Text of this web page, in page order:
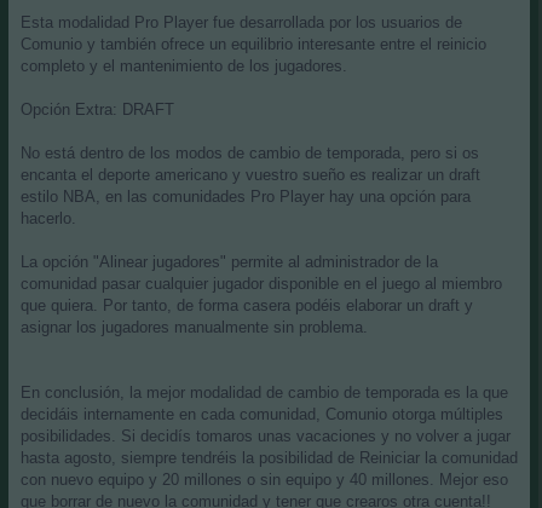
Esta modalidad Pro Player fue desarrollada por los usuarios de
Comunio y también ofrece un equilibrio interesante entre el reinicio
completo y el mantenimiento de los jugadores.
Opción Extra: DRAFT
No está dentro de los modos de cambio de temporada, pero si os
encanta el deporte americano y vuestro sueño es realizar un draft
estilo NBA, en las comunidades Pro Player hay una opción para
hacerlo.
La opción "Alinear jugadores" permite al administrador de la
comunidad pasar cualquier jugador disponible en el juego al miembro
que quiera. Por tanto, de forma casera podéis elaborar un draft y
asignar los jugadores manualmente sin problema.
En conclusión, la mejor modalidad de cambio de temporada es la que
decidáis internamente en cada comunidad, Comunio otorga múltiples
posibilidades. Si decidís tomaros unas vacaciones y no volver a jugar
hasta agosto, siempre tendréis la posibilidad de Reiniciar la comunidad
con nuevo equipo y 20 millones o sin equipo y 40 millones. Mejor eso
que borrar de nuevo la comunidad y tener que crearos otra cuenta!!